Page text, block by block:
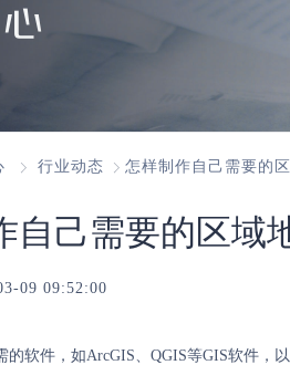
行业动态 怎样制作自己需要的
自己需要的区域
09 09:52:00
的软件，如ArcGIS、QGIS等GIS软件，